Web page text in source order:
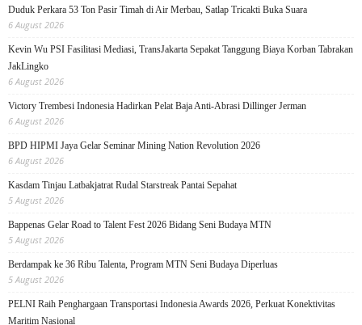
Duduk Perkara 53 Ton Pasir Timah di Air Merbau, Satlap Tricakti Buka Suara
6 August 2026
Kevin Wu PSI Fasilitasi Mediasi, TransJakarta Sepakat Tanggung Biaya Korban Tabrakan
JakLingko
6 August 2026
Victory Trembesi Indonesia Hadirkan Pelat Baja Anti-Abrasi Dillinger Jerman
6 August 2026
BPD HIPMI Jaya Gelar Seminar Mining Nation Revolution 2026
6 August 2026
Kasdam Tinjau Latbakjatrat Rudal Starstreak Pantai Sepahat
5 August 2026
Bappenas Gelar Road to Talent Fest 2026 Bidang Seni Budaya MTN
5 August 2026
Berdampak ke 36 Ribu Talenta, Program MTN Seni Budaya Diperluas
5 August 2026
PELNI Raih Penghargaan Transportasi Indonesia Awards 2026, Perkuat Konektivitas
Maritim Nasional